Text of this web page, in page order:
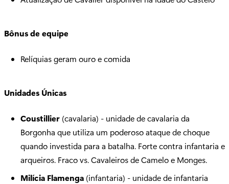
Bônus de equipe
Relíquias geram ouro e comida
Unidades Únicas
Coustillier (cavalaria) - unidade de cavalaria da
Borgonha que utiliza um poderoso ataque de choque
quando investida para a batalha. Forte contra infantaria e
arqueiros. Fraco vs. Cavaleiros de Camelo e Monges.
Milícia Flamenga (infantaria) - unidade de infantaria